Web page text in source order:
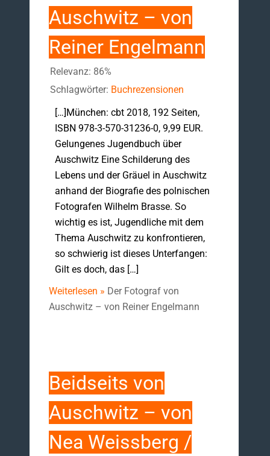
Auschwitz – von
Reiner Engelmann
Relevanz: 86%
Schlagwörter: Buchrezensionen
[…]München: cbt 2018, 192 Seiten,
ISBN 978-3-570-31236-0, 9,99 EUR.
Gelungenes Jugendbuch über
Auschwitz Eine Schilderung des
Lebens und der Gräuel in Auschwitz
anhand der Biografie des polnischen
Fotografen Wilhelm Brasse. So
wichtig es ist, Jugendliche mit dem
Thema Auschwitz zu konfrontieren,
so schwierig ist dieses Unterfangen:
Gilt es doch, das […]
Weiterlesen » Der Fotograf von
Auschwitz – von Reiner Engelmann
Beidseits von
Auschwitz – von
Nea Weissberg /